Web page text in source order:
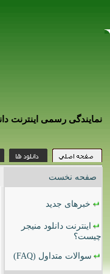
نمایندگی رسمی اینترنت
صفحه نخست
خبرهای جدید
اینترنت دانلود منیجر
چیست؟
سوالات متداول (FAQ)